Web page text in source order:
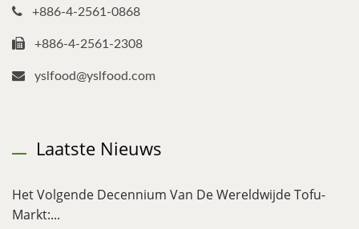
+886-4-2561-0868
+886-4-2561-2308
yslfood@yslfood.com
Laatste Nieuws
Het Volgende Decennium Van De Wereldwijde Tofu-
Markt:...